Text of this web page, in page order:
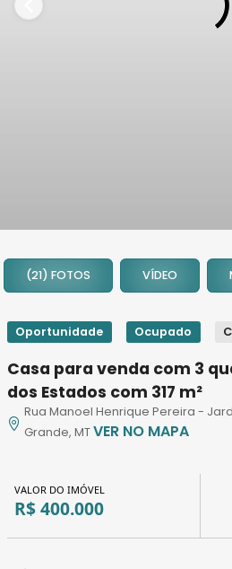
2
3
7
8
9
12
(21) FOTOS VÍDEO
Oportunidade Ocupado
Casa para venda com 3
dos Estados com 317 m²
Rua Manoel Henrique Pereira -
Grande, MTVER NO MAPA
VALOR DO IMÓVEL
R$ 400.000